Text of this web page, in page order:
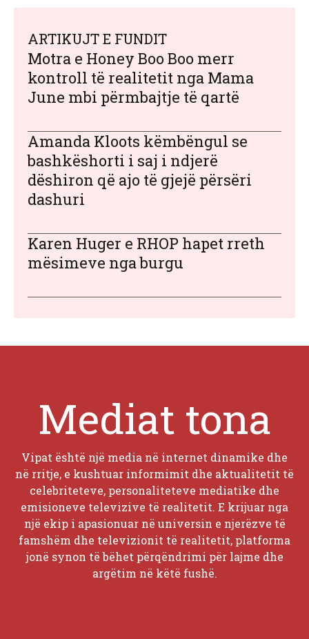
ARTIKUJT E FUNDIT
Motra e Honey Boo Boo merr
kontroll të realitetit nga Mama
June mbi përmbajtje të qartë
Amanda Kloots këmbëngul se
bashkëshorti i saj i ndjerë
dëshiron që ajo të gjejë përsëri
dashuri
Karen Huger e RHOP hapet rreth
mësimeve nga burgu
Mediat tona
Vipat është një media në internet dinamike dhe
në rritje, e kushtuar informimit dhe aktualitetit të
celebriteteve, personaliteteve mediatike dhe
emisioneve televizive të realitetit. E krijuar nga
një ekip i apasionuar në universin e njerëzve të
famshëm dhe televizionit të realitetit, platforma
jonë synon të bëhet përqëndrimi për lajme dhe
argëtim në këtë fushë.